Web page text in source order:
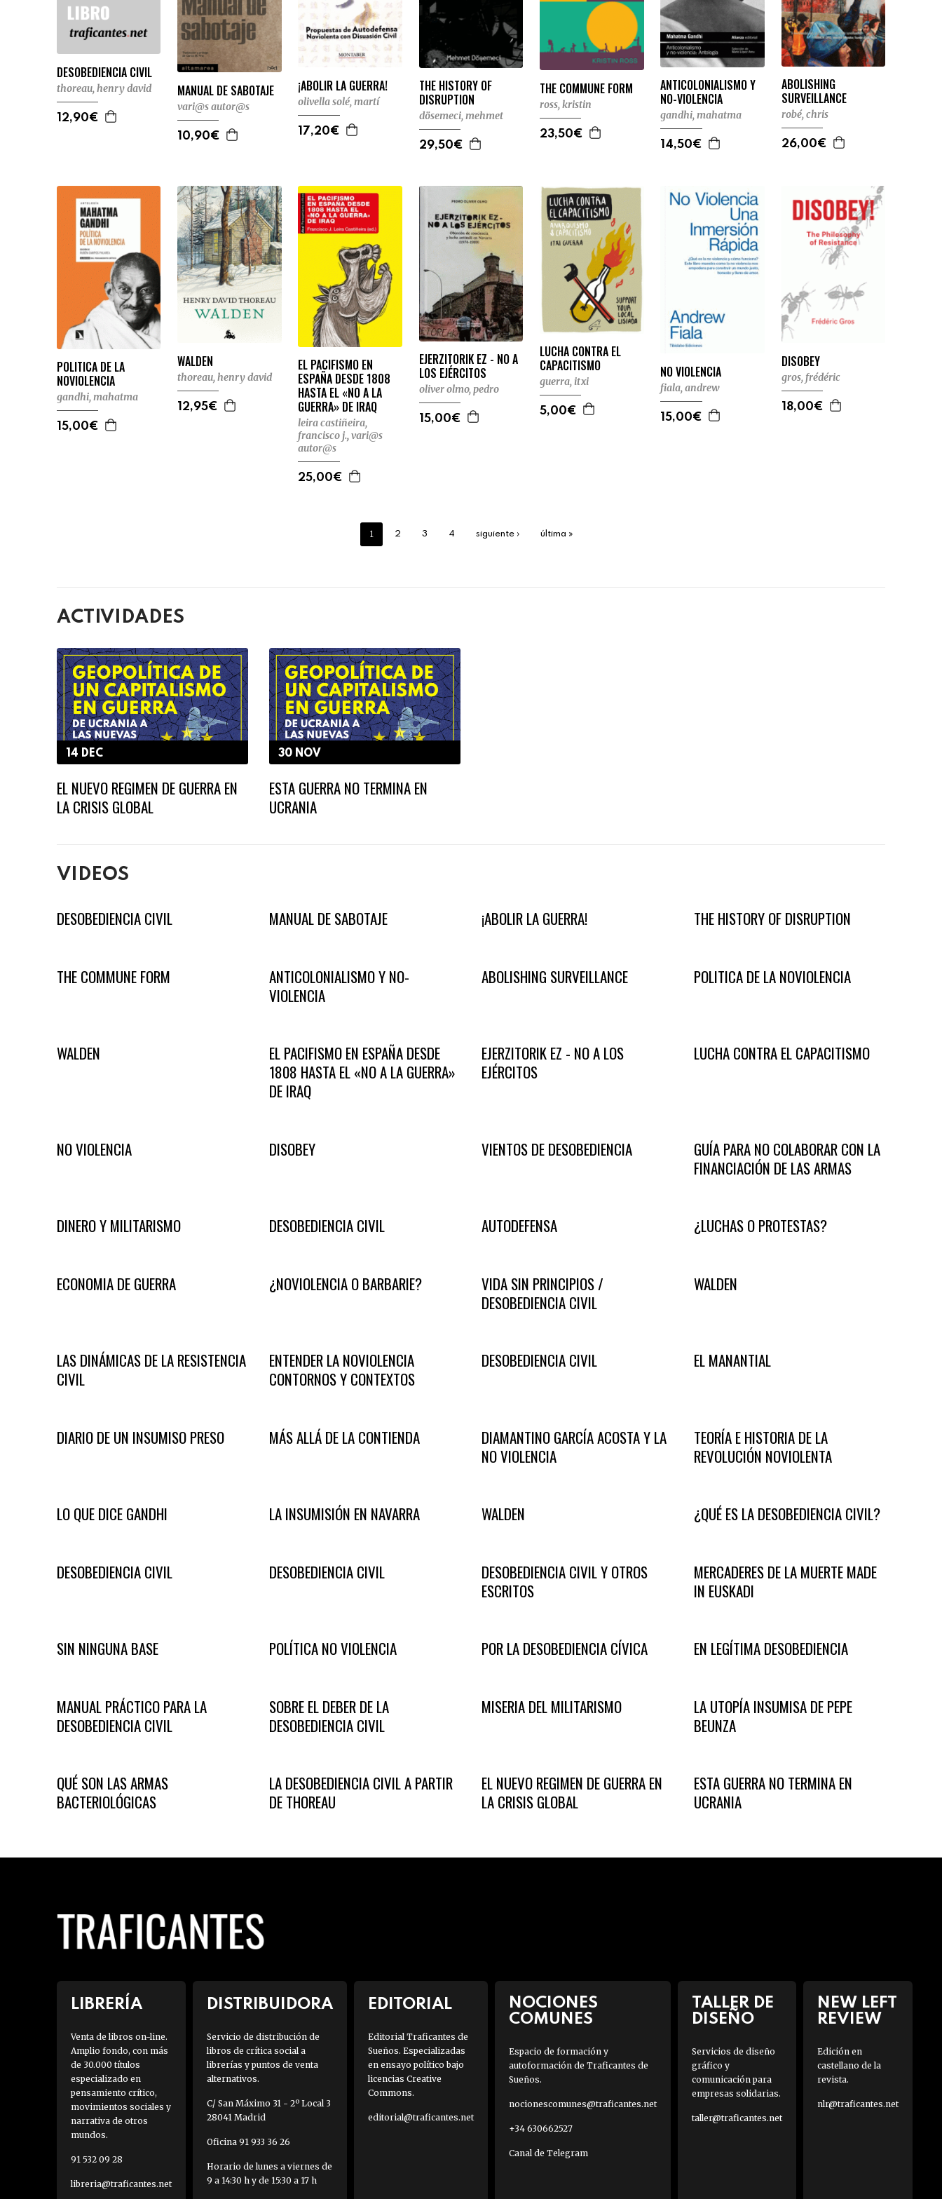
DESOBEDIENCIA CIVIL
thoreau, henry david
12,90€
MANUAL DE SABOTAJE
vari@s autor@s
10,90€
¡ABOLIR LA GUERRA!
olivella solé, martí
17,20€
THE HISTORY OF
DISRUPTION
dösemeci, mehmet
29,50€
THE COMMUNE FORM
ross, kristin
23,50€
ANTICOLONIALISMO Y
NO-VIOLENCIA
gandhi, mahatma
14,50€
ABOLISHING
SURVEILLANCE
robé, chris
26,00€
POLITICA DE LA
NOVIOLENCIA
gandhi, mahatma
15,00€
WALDEN
thoreau, henry david
12,95€
EL PACIFISMO EN
ESPAÑA DESDE 1808
HASTA EL «NO A LA
GUERRA» DE IRAQ
leira castiñeira,
francisco j.,vari@s
autor@s
25,00€
EJERZITORIK EZ - NO A
LOS EJÉRCITOS
oliver olmo, pedro
15,00€
LUCHA CONTRA EL
CAPACITISMO
guerra, itxi
5,00€
NO VIOLENCIA
fiala, andrew
15,00€
DISOBEY
gros, frédéric
18,00€
1 2 3 4 siguiente › última »
ACTIVIDADES
14 DEC
EL NUEVO REGIMEN DE GUERRA EN
LA CRISIS GLOBAL
30 NOV
ESTA GUERRA NO TERMINA EN
UCRANIA
VIDEOS
DESOBEDIENCIA CIVIL MANUAL DE SABOTAJE ¡ABOLIR LA GUERRA! THE HISTORY OF DISRUPTION
THE COMMUNE FORM
ANTICOLONIALISMO Y NO-
VIOLENCIA
ABOLISHING SURVEILLANCE POLITICA DE LA NOVIOLENCIA
WALDEN
EL PACIFISMO EN ESPAÑA DESDE
1808 HASTA EL «NO A LA GUERRA»
DE IRAQ
EJERZITORIK EZ - NO A LOS
EJÉRCITOS
LUCHA CONTRA EL CAPACITISMO
NO VIOLENCIA DISOBEY VIENTOS DE DESOBEDIENCIA
GUÍA PARA NO COLABORAR CON LA
FINANCIACIÓN DE LAS ARMAS
DINERO Y MILITARISMO DESOBEDIENCIA CIVIL AUTODEFENSA ¿LUCHAS O PROTESTAS?
ECONOMIA DE GUERRA ¿NOVIOLENCIA O BARBARIE?
VIDA SIN PRINCIPIOS /
DESOBEDIENCIA CIVIL
WALDEN
LAS DINÁMICAS DE LA RESISTENCIA
CIVIL
ENTENDER LA NOVIOLENCIA
CONTORNOS Y CONTEXTOS
DESOBEDIENCIA CIVIL EL MANANTIAL
DIARIO DE UN INSUMISO PRESO MÁS ALLÁ DE LA CONTIENDA
DIAMANTINO GARCÍA ACOSTA Y LA
NO VIOLENCIA
TEORÍA E HISTORIA DE LA
REVOLUCIÓN NOVIOLENTA
LO QUE DICE GANDHI LA INSUMISIÓN EN NAVARRA WALDEN ¿QUÉ ES LA DESOBEDIENCIA CIVIL?
DESOBEDIENCIA CIVIL DESOBEDIENCIA CIVIL
DESOBEDIENCIA CIVIL Y OTROS
ESCRITOS
MERCADERES DE LA MUERTE MADE
IN EUSKADI
SIN NINGUNA BASE POLÍTICA NO VIOLENCIA POR LA DESOBEDIENCIA CÍVICA EN LEGÍTIMA DESOBEDIENCIA
MANUAL PRÁCTICO PARA LA
DESOBEDIENCIA CIVIL
SOBRE EL DEBER DE LA
DESOBEDIENCIA CIVIL
MISERIA DEL MILITARISMO
LA UTOPÍA INSUMISA DE PEPE
BEUNZA
QUÉ SON LAS ARMAS
BACTERIOLÓGICAS
LA DESOBEDIENCIA CIVIL A PARTIR
DE THOREAU
EL NUEVO REGIMEN DE GUERRA EN
LA CRISIS GLOBAL
ESTA GUERRA NO TERMINA EN
UCRANIA
LIBRERÍA
Venta de libros on-line.
Amplio fondo, con más
de 30.000 títulos
especializado en
pensamiento crítico,
movimientos sociales y
narrativa de otros
mundos.
91 532 09 28
libreria@traficantes.net
DISTRIBUIDORA
Servicio de distribución de
libros de crítica social a
librerías y puntos de venta
alternativos.
C/ San Máximo 31 - 2º Local 3
28041 Madrid
Oficina 91 933 36 26
Horario de lunes a viernes de
9 a 14:30 h y de 15:30 a 17 h
EDITORIAL
Editorial Traficantes de
Sueños. Especializadas
en ensayo político bajo
licencias Creative
Commons.
editorial@traficantes.net
NOCIONES
COMUNES
Espacio de formación y
autoformación de Traficantes de
Sueños.
nocionescomunes@traficantes.net
+34 630662527
Canal de Telegram
TALLER DE
DISEÑO
Servicios de diseño
gráfico y
comunicación para
empresas solidarias.
taller@traficantes.net
NEW LEFT
REVIEW
Edición en
castellano de la
revista.
nlr@traficantes.net